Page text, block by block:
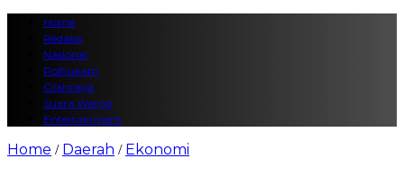
Home
Redaksi
Nasional
Polhukam
Olahraga
Suara Warga
Entertainment
Home / Daerah / Ekonomi